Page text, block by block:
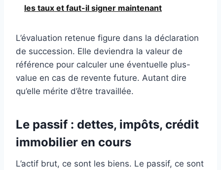
les taux et faut-il signer maintenant
L’évaluation retenue figure dans la déclaration
de succession. Elle deviendra la valeur de
référence pour calculer une éventuelle plus-
value en cas de revente future. Autant dire
qu’elle mérite d’être travaillée.
Le passif : dettes, impôts, crédit
immobilier en cours
L’actif brut, ce sont les biens. Le passif, ce sont